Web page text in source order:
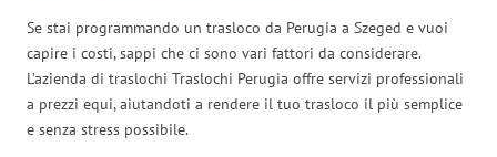
Se stai programmando un trasloco da Perugia a Szeged e vuoi
capire i costi, sappi che ci sono vari fattori da considerare.
L’azienda di traslochi Traslochi Perugia offre servizi professionali
a prezzi equi, aiutandoti a rendere il tuo trasloco il più semplice
e senza stress possibile.